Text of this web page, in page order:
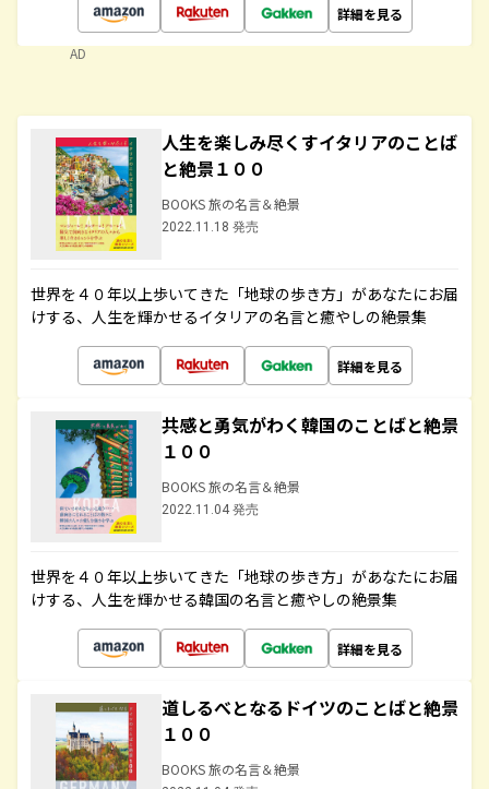
詳細を見る
AD
人生を楽しみ尽くすイタリアのことば
と絶景１００
BOOKS 旅の名言＆絶景
2022.11.18 発売
世界を４０年以上歩いてきた「地球の歩き方」があなたにお届
けする、人生を輝かせるイタリアの名言と癒やしの絶景集
詳細を見る
共感と勇気がわく韓国のことばと絶景
１００
BOOKS 旅の名言＆絶景
2022.11.04 発売
世界を４０年以上歩いてきた「地球の歩き方」があなたにお届
けする、人生を輝かせる韓国の名言と癒やしの絶景集
詳細を見る
道しるべとなるドイツのことばと絶景
１００
BOOKS 旅の名言＆絶景